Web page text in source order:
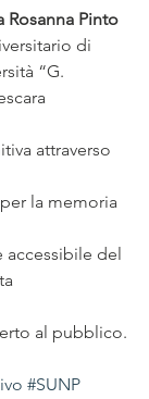
Rosanna Pinto
di
“G.
attraverso
la memoria
accessibile del
al pubblico.
#SUNP